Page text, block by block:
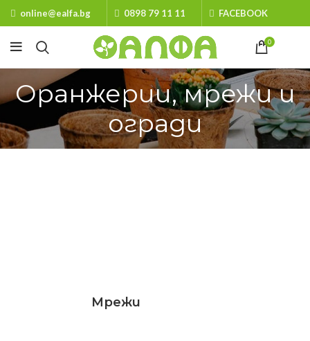
online@ealfa.bg 0898 79 11 11 FACEBOOK
0
Оранжерии, мрежи и
огради
Мрежи